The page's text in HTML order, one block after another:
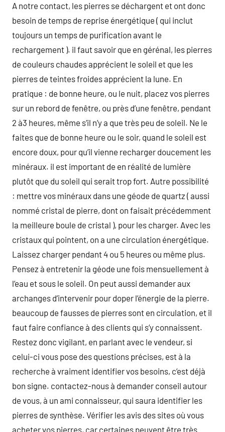
A notre contact, les pierres se déchargent et ont donc
besoin de temps de reprise énergétique ( qui inclut
toujours un temps de purification avant le
rechargement ). il faut savoir que en gérénal, les pierres
de couleurs chaudes apprécient le soleil et que les
pierres de teintes froides apprécient la lune. En
pratique : de bonne heure, ou le nuit, placez vos pierres
sur un rebord de fenêtre, ou près d’une fenêtre, pendant
2 à3 heures, même s’il n’y a que très peu de soleil. Ne le
faites que de bonne heure ou le soir, quand le soleil est
encore doux, pour qu’il vienne recharger doucement les
minéraux. il est important de en réalité de lumière
plutôt que du soleil qui serait trop fort. Autre possibilité
: mettre vos minéraux dans une géode de quartz ( aussi
nommé cristal de pierre, dont on faisait précédemment
la meilleure boule de cristal ), pour les charger. Avec les
cristaux qui pointent, on a une circulation énergétique.
Laissez charger pendant 4 ou 5 heures ou même plus.
Pensez à entretenir la géode une fois mensuellement à
l’eau et sous le soleil. On peut aussi demander aux
archanges d’intervenir pour doper l’énergie de la pierre.
beaucoup de fausses de pierres sont en circulation, et il
faut faire confiance à des clients qui s’y connaissent.
Restez donc vigilant, en parlant avec le vendeur, si
celui-ci vous pose des questions précises, est à la
recherche à vraiment identifier vos besoins, c’est déjà
bon signe. contactez-nous à demander conseil autour
de vous, à un ami connaisseur, qui saura identifier les
pierres de synthèse. Vérifier les avis des sites où vous
acheter vos pierres, car certaines peuvent être très